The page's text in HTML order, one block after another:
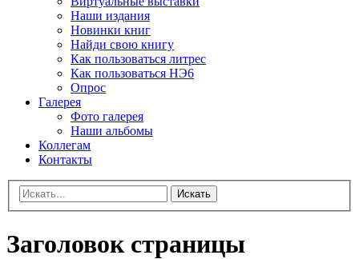
Наши издания
Новинки книг
Найди свою книгу
Как пользоваться литрес
Как пользоваться НЭ6
Опрос
Галерея
Фото галерея
Наши альбомы
Коллегам
Контакты
Искать
Заголовок страницы